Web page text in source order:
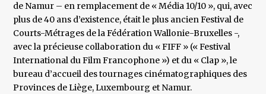
de Namur – en remplacement de « Média 10/10 », qui, avec
plus de 40 ans d’existence, était le plus ancien Festival de
Courts-Métrages de la Fédération Wallonie-Bruxelles -,
avec la précieuse collaboration du « FIFF » (« Festival
International du Film Francophone ») et du « Clap », le
bureau d’accueil des tournages cinématographiques des
Provinces de Liège, Luxembourg et Namur.